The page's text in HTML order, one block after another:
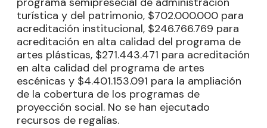
turística y del patrimonio, $702.000.000 para
acreditación institucional, $246.766.769 para
acreditación en alta calidad del programa de
artes plásticas, $271.443.471 para acreditación
en alta calidad del programa de artes
escénicas y $4.401.153.091 para la ampliación
de la cobertura de los programas de
proyección social. No se han ejecutado
recursos de regalías.